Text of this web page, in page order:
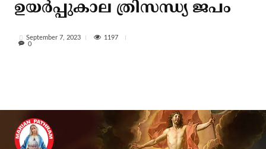
ഉയർപ്പുകാല ത്രിസന്ധ്യ ജപം
September 7, 2023
1197
0